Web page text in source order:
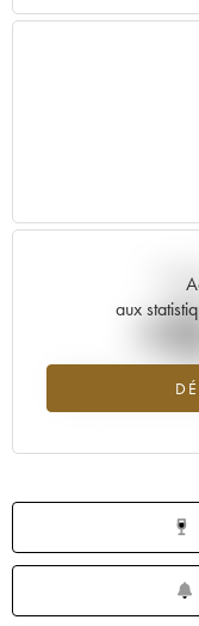
aux
Tendance à la